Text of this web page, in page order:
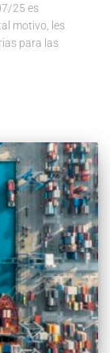
25 es
motivo, les
para las